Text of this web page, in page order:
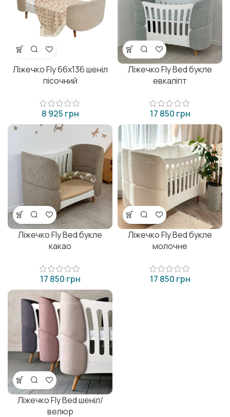
Ліжечко Fly 66х136 шеніл
пісочний
грн
Ліжечко Fly Bed букле
евкаліпт
грн
Ліжечко Fly Bed букле
какао
грн
Ліжечко Fly Bed букле
молочне
грн
Ліжечко Fly Bed шеніл/
велюр